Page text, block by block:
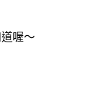
喔～